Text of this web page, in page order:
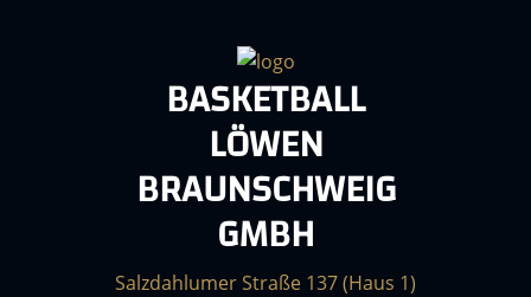
BASKETBALL
LÖWEN
BRAUNSCHWEIG
GMBH
Salzdahlumer Straße 137 (Haus 1)